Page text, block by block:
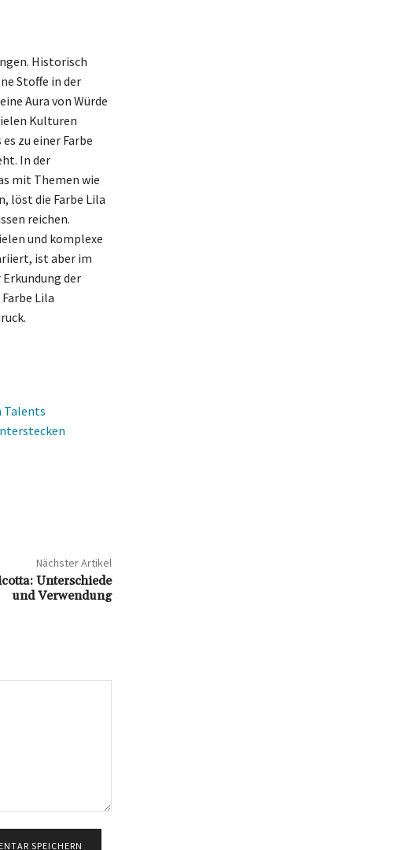
Historisch
Stoffe in der
Aura von Würde
Kulturen
zu einer Farbe
In der
mit Themen wie
löst die Farbe Lila
reichen.
und komplexe
ist aber im
der
Lila
Talents
Nächster Artikel
Unterschiede
und Verwendung